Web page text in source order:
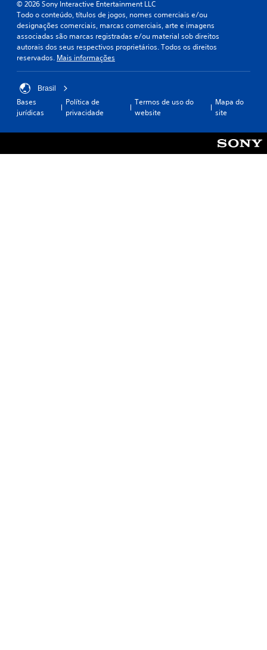
© 2026 Sony Interactive Entertainment LLC
Todo o conteúdo, títulos de jogos, nomes comerciais e/ou
designações comerciais, marcas comerciais, arte e imagens
associadas são marcas registradas e/ou material sob direitos
autorais dos seus respectivos proprietários. Todos os direitos
reservados. Mais informações
Brasil
Bases
jurídicas
Política de
privacidade
Termos de uso do
website
Mapa do
site